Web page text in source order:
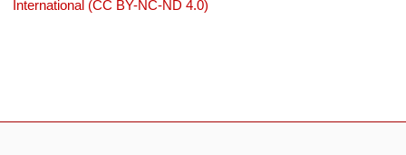
International (CC BY-NC-ND 4.0)